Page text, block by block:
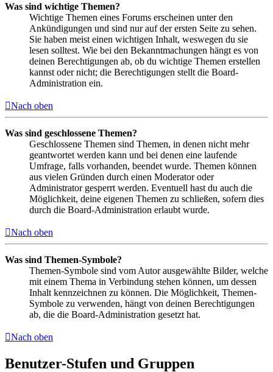
Was sind wichtige Themen?
Wichtige Themen eines Forums erscheinen unter den
Ankündigungen und sind nur auf der ersten Seite zu sehen.
Sie haben meist einen wichtigen Inhalt, weswegen du sie
lesen solltest. Wie bei den Bekanntmachungen hängt es von
deinen Berechtigungen ab, ob du wichtige Themen erstellen
kannst oder nicht; die Berechtigungen stellt die Board-
Administration ein.
Nach oben
Was sind geschlossene Themen?
Geschlossene Themen sind Themen, in denen nicht mehr
geantwortet werden kann und bei denen eine laufende
Umfrage, falls vorhanden, beendet wurde. Themen können
aus vielen Gründen durch einen Moderator oder
Administrator gesperrt werden. Eventuell hast du auch die
Möglichkeit, deine eigenen Themen zu schließen, sofern dies
durch die Board-Administration erlaubt wurde.
Nach oben
Was sind Themen-Symbole?
Themen-Symbole sind vom Autor ausgewählte Bilder, welche
mit einem Thema in Verbindung stehen können, um dessen
Inhalt kennzeichnen zu können. Die Möglichkeit, Themen-
Symbole zu verwenden, hängt von deinen Berechtigungen
ab, die die Board-Administration gesetzt hat.
Nach oben
Benutzer-Stufen und Gruppen